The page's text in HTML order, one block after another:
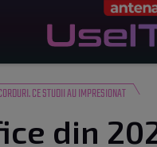
CE STUDII AU IMPRESIONAT
din